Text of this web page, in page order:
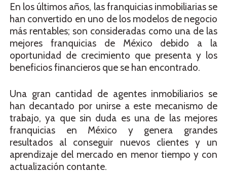
En los últimos años, las franquicias inmobiliarias se
han convertido en uno de los modelos de negocio
más rentables; son consideradas como una de las
mejores franquicias de México debido a la
oportunidad de crecimiento que presenta y los
beneficios financieros que se han encontrado.
Una gran cantidad de agentes inmobiliarios se
han decantado por unirse a este mecanismo de
trabajo, ya que sin duda es una de las mejores
franquicias en México y genera grandes
resultados al conseguir nuevos clientes y un
aprendizaje del mercado en menor tiempo y con
actualización contante.